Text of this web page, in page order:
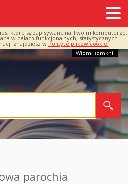
które są zapisywane na Twoim komputerze.
w celach funkcjonalnych, statystycznych i
znajdziesz w Polityce plików cookie.
Wiem, zamknij
parochia